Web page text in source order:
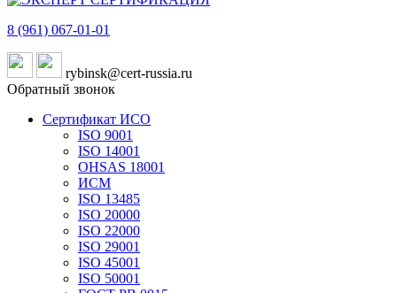
8 (961) 067-01-01
rybinsk@cert-russia.ru
Обратный звонок
Сертификат ИСО
ISO 9001
ISO 14001
OHSAS 18001
ИСМ
ISO 13485
ISO 20000
ISO 22000
ISO 29001
ISO 45001
ISO 50001